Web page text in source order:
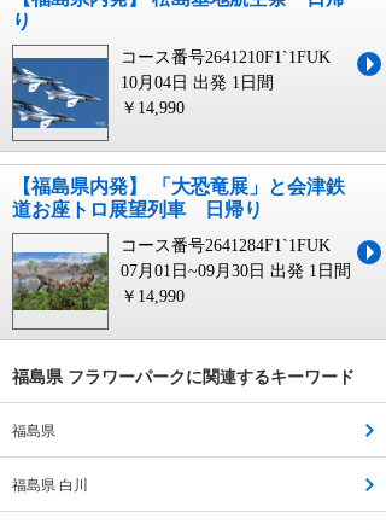
り
コース番号2641210F1`1FUK
10月04日 出発 1日間
￥14,990
【福島県内発】 「大恐竜展」と会津鉄
道お座トロ展望列車 日帰り
コース番号2641284F1`1FUK
07月01日~09月30日 出発 1日間
￥14,990
福島県 フラワーパークに関連するキーワード
福島県
福島県 白川